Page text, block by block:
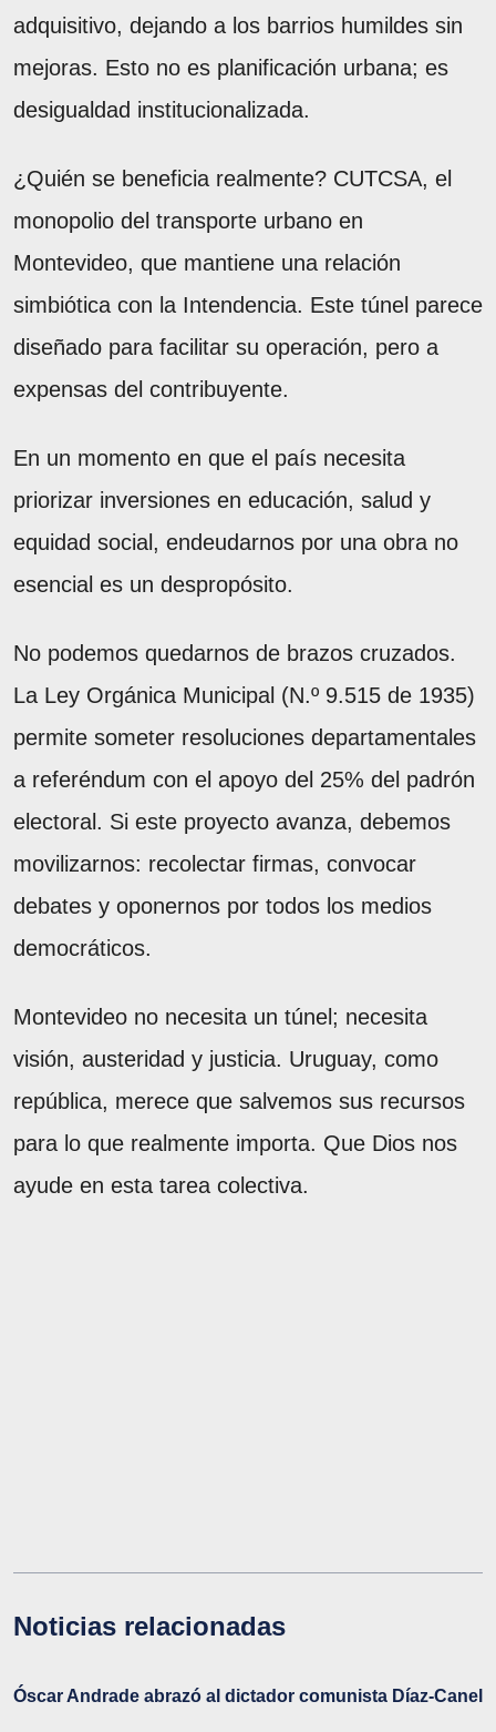
adquisitivo, dejando a los barrios humildes sin
mejoras. Esto no es planificación urbana; es
desigualdad institucionalizada.
¿Quién se beneficia realmente? CUTCSA, el
monopolio del transporte urbano en
Montevideo, que mantiene una relación
simbiótica con la Intendencia. Este túnel parece
diseñado para facilitar su operación, pero a
expensas del contribuyente.
En un momento en que el país necesita
priorizar inversiones en educación, salud y
equidad social, endeudarnos por una obra no
esencial es un despropósito.
No podemos quedarnos de brazos cruzados.
La Ley Orgánica Municipal (N.º 9.515 de 1935)
permite someter resoluciones departamentales
a referéndum con el apoyo del 25% del padrón
electoral. Si este proyecto avanza, debemos
movilizarnos: recolectar firmas, convocar
debates y oponernos por todos los medios
democráticos.
Montevideo no necesita un túnel; necesita
visión, austeridad y justicia. Uruguay, como
república, merece que salvemos sus recursos
para lo que realmente importa. Que Dios nos
ayude en esta tarea colectiva.
Noticias relacionadas
Óscar Andrade abrazó al dictador comunista Díaz-Canel